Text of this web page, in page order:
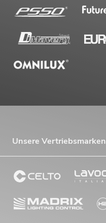
Unsere Vertriebsmarken